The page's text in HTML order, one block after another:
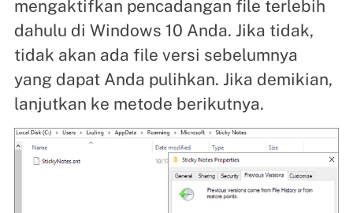
mengaktifkan pencadangan file terlebih
dahulu di Windows 10 Anda. Jika tidak,
tidak akan ada file versi sebelumnya
yang dapat Anda pulihkan. Jika demikian,
lanjutkan ke metode berikutnya.